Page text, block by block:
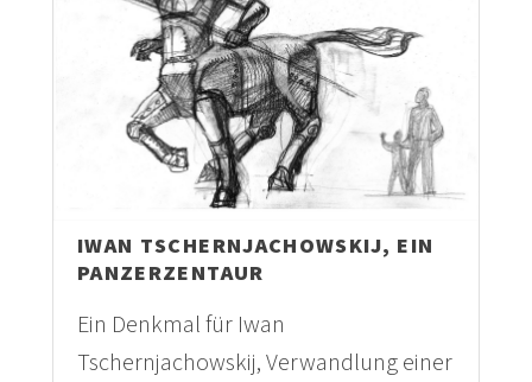
IWAN TSCHERNJACHOWSKIJ, EIN
PANZERZENTAUR
Ein Denkmal für Iwan
Tschernjachowskij, Verwandlung einer